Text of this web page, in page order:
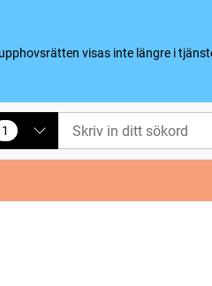
visas inte längre i
1
vald